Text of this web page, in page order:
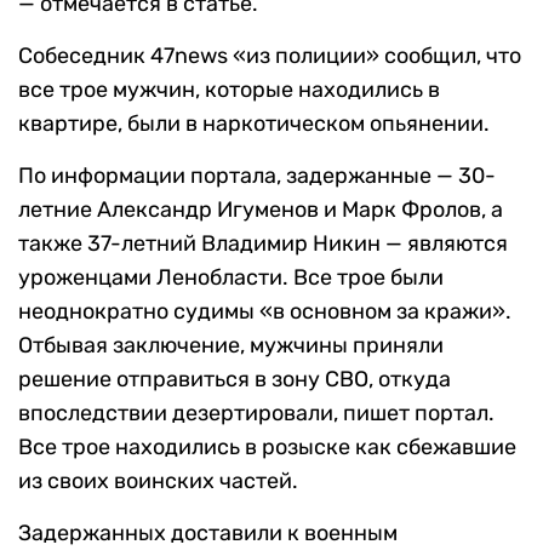
Собеседник 47news «из полиции» сообщил, что
все трое мужчин, которые находились в
квартире, были в наркотическом опьянении.
По информации портала, задержанные — 30-
летние Александр Игуменов и Марк Фролов, а
также 37-летний Владимир Никин — являются
уроженцами Ленобласти. Все трое были
неоднократно судимы «в основном за кражи».
Отбывая заключение, мужчины приняли
решение отправиться в зону СВО, откуда
впоследствии дезертировали, пишет портал.
Все трое находились в розыске как сбежавшие
из своих воинских частей.
Задержанных доставили к военным